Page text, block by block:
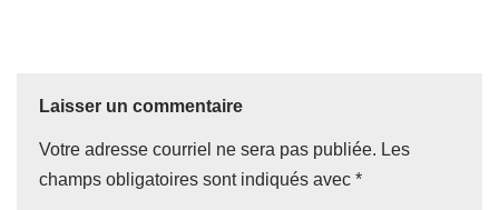
Laisser un commentaire
Votre adresse courriel ne sera pas publiée. Les
champs obligatoires sont indiqués avec *